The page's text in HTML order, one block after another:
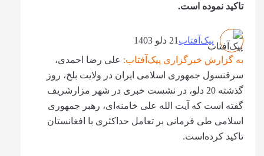
تاکید نموده است.
پیک‌آفتاب21 دلو 1403
به گزارش خبرگزاری پیک‌آفتاب:علی رضا احمدی،
سرقنسول جمهوری اسلامی ایران در ولایت بلخ، روز
گذشته 20 دلو، در نشست خبری در شهر مزارشریف
گفته است که آیت الله علی خامنه‌ای، رهبر جمهوری
اسلامی طی فرمانی بر تعامل حداکثری با افغانستان
تاکید کرده‌است.